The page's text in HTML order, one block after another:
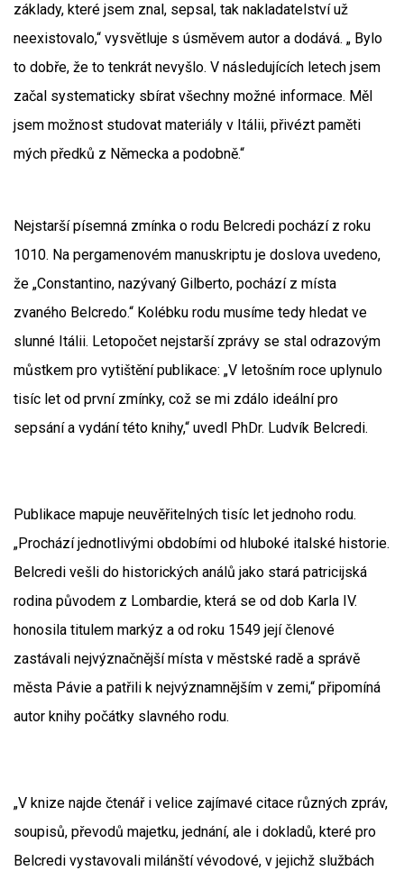
základy, které jsem znal, sepsal, tak nakladatelství už
neexistovalo,“ vysvětluje s úsměvem autor a dodává. „ Bylo
to dobře, že to tenkrát nevyšlo. V následujících letech jsem
začal systematicky sbírat všechny možné informace. Měl
jsem možnost studovat materiály v Itálii, přivézt paměti
mých předků z Německa a podobně.“
Nejstarší písemná zmínka o rodu Belcredi pochází z roku
1010. Na pergamenovém manuskriptu je doslova uvedeno,
že „Constantino, nazývaný Gilberto, pochází z místa
zvaného Belcredo.“ Kolébku rodu musíme tedy hledat ve
slunné Itálii. Letopočet nejstarší zprávy se stal odrazovým
můstkem pro vytištění publikace: „V letošním roce uplynulo
tisíc let od první zmínky, což se mi zdálo ideální pro
sepsání a vydání této knihy,“ uvedl PhDr. Ludvík Belcredi.
Publikace mapuje neuvěřitelných tisíc let jednoho rodu.
„Prochází jednotlivými obdobími od hluboké italské historie.
Belcredi vešli do historických análů jako stará patricijská
rodina původem z Lombardie, která se od dob Karla IV.
honosila titulem markýz a od roku 1549 její členové
zastávali nejvýznačnější místa v městské radě a správě
města Pávie a patřili k nejvýznamnějším v zemi,“ připomíná
autor knihy počátky slavného rodu.
„V knize najde čtenář i velice zajímavé citace různých zpráv,
soupisů, převodů majetku, jednání, ale i dokladů, které pro
Belcredi vystavovali milánští vévodové, v jejichž službách